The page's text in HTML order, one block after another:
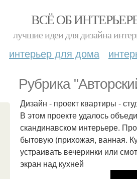
ВСЁ ОБ
лучшие идеи для дизайна
интерьер для дома
Рубрика
Дизайн - проект квартиры -
В этом проекте удалось
скандинавском интерьере.
бытовую (прихожая, ванная.
устраивать вечеринки или
экран над кухней